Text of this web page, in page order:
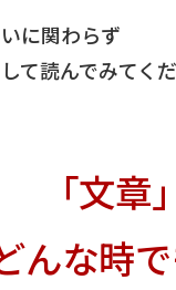
に関わらず
て読んでみてく
「文
んな時